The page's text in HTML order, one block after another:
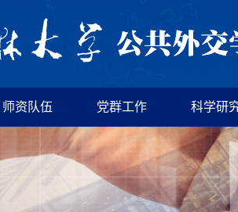
师资队伍 党群工作 科学研